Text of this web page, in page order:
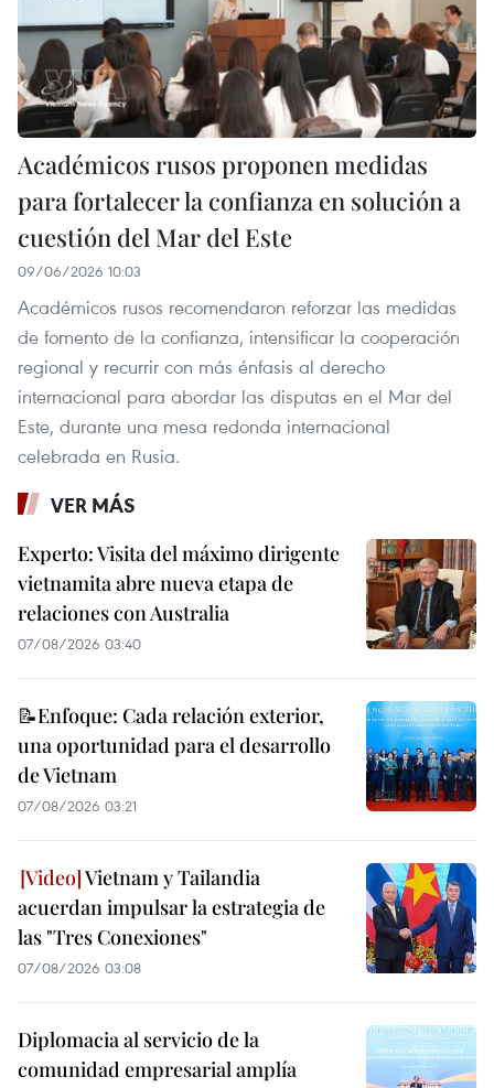
Académicos rusos proponen medidas
para fortalecer la confianza en solución a
cuestión del Mar del Este
09/06/2026 10:03
Académicos rusos recomendaron reforzar las medidas
de fomento de la confianza, intensificar la cooperación
regional y recurrir con más énfasis al derecho
internacional para abordar las disputas en el Mar del
Este, durante una mesa redonda internacional
celebrada en Rusia.
VER MÁS
Experto: Visita del máximo dirigente
vietnamita abre nueva etapa de
relaciones con Australia
07/08/2026 03:40
📝Enfoque: Cada relación exterior,
una oportunidad para el desarrollo
de Vietnam
07/08/2026 03:21
Vietnam y Tailandia
acuerdan impulsar la estrategia de
las "Tres Conexiones"
07/08/2026 03:08
Diplomacia al servicio de la
comunidad empresarial amplía